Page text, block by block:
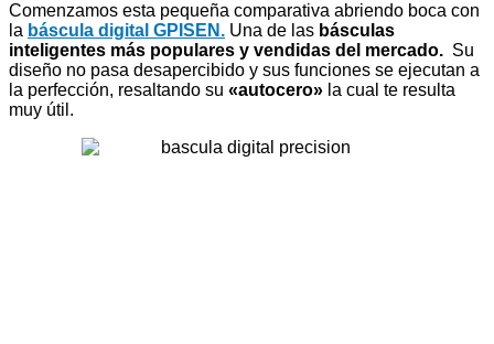
Comenzamos esta pequeña comparativa abriendo boca con
la báscula digital GPISEN. Una de las básculas
inteligentes más populares y vendidas del mercado. Su
diseño no pasa desapercibido y sus funciones se ejecutan a
la perfección, resaltando su «autocero» la cual te resulta
muy útil.